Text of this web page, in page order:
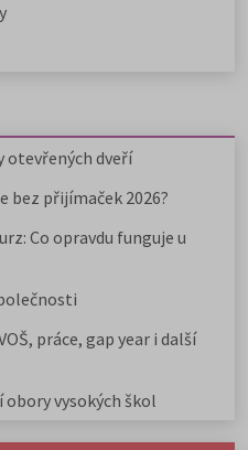
otevřených dveří
bez přijímaček 2026?
Co opravdu funguje u
práce, gap year i další
obory vysokých škol